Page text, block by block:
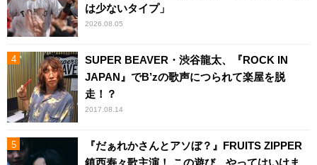
は少ないタイプ」
2026.08.05
SUPER BEAVER・渋谷龍太、『ROCK IN
JAPAN』でB’zの歌声につられて楽屋を脱
走！？
2017.08.14
『だぁれかさんとアソぼ？』FRUITS ZIPPER
鎮西寿々歌主演！ この遊び、やってはいけま